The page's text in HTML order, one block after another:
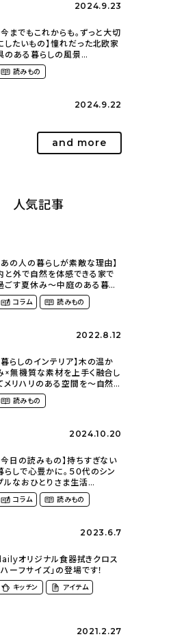
2024.9.23
今までもこれからも。ずっと大切
したいもの】憧れだった北欧家
のある暮らしの風景
m._.k_homeさん）
読みもの
2024.9.22
and more
人気記事
あの人の暮らしが素敵な理由】
と外で自然を体感できる家で
ごす夏休み〜中庭のある暮ら
（yume_2700さん）
コラム 読みもの
2022.8.12
暮らしのインテリア】木の温か
×無機質な素材を上手く融合し
メリハリのある空間を〜自然
囲まれて暮らす（ki_no_ieさ
） 読みもの
2024.10.20
今日の読みもの】持ちすぎない
らしで心豊かに。５０代のシン
ルなおひとりさま生活
ohitorisama_kurasiさん）
コラム 読みもの
2023.6.7
オリジナル食器拭きクロス
ハーフサイズ」の登場です！
キッチン アイテム
2021.2.27